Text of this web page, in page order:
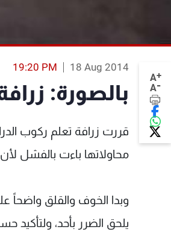
A+
A-
18 Aug 2014
19:20 PM
بالصورة:
قررت زرافة تعلم ركوب
محاولاتها باءت بالفشل
وبدا الخوف والقلق واضحاً
يلحق الضرر بأحد، ولتأكيد